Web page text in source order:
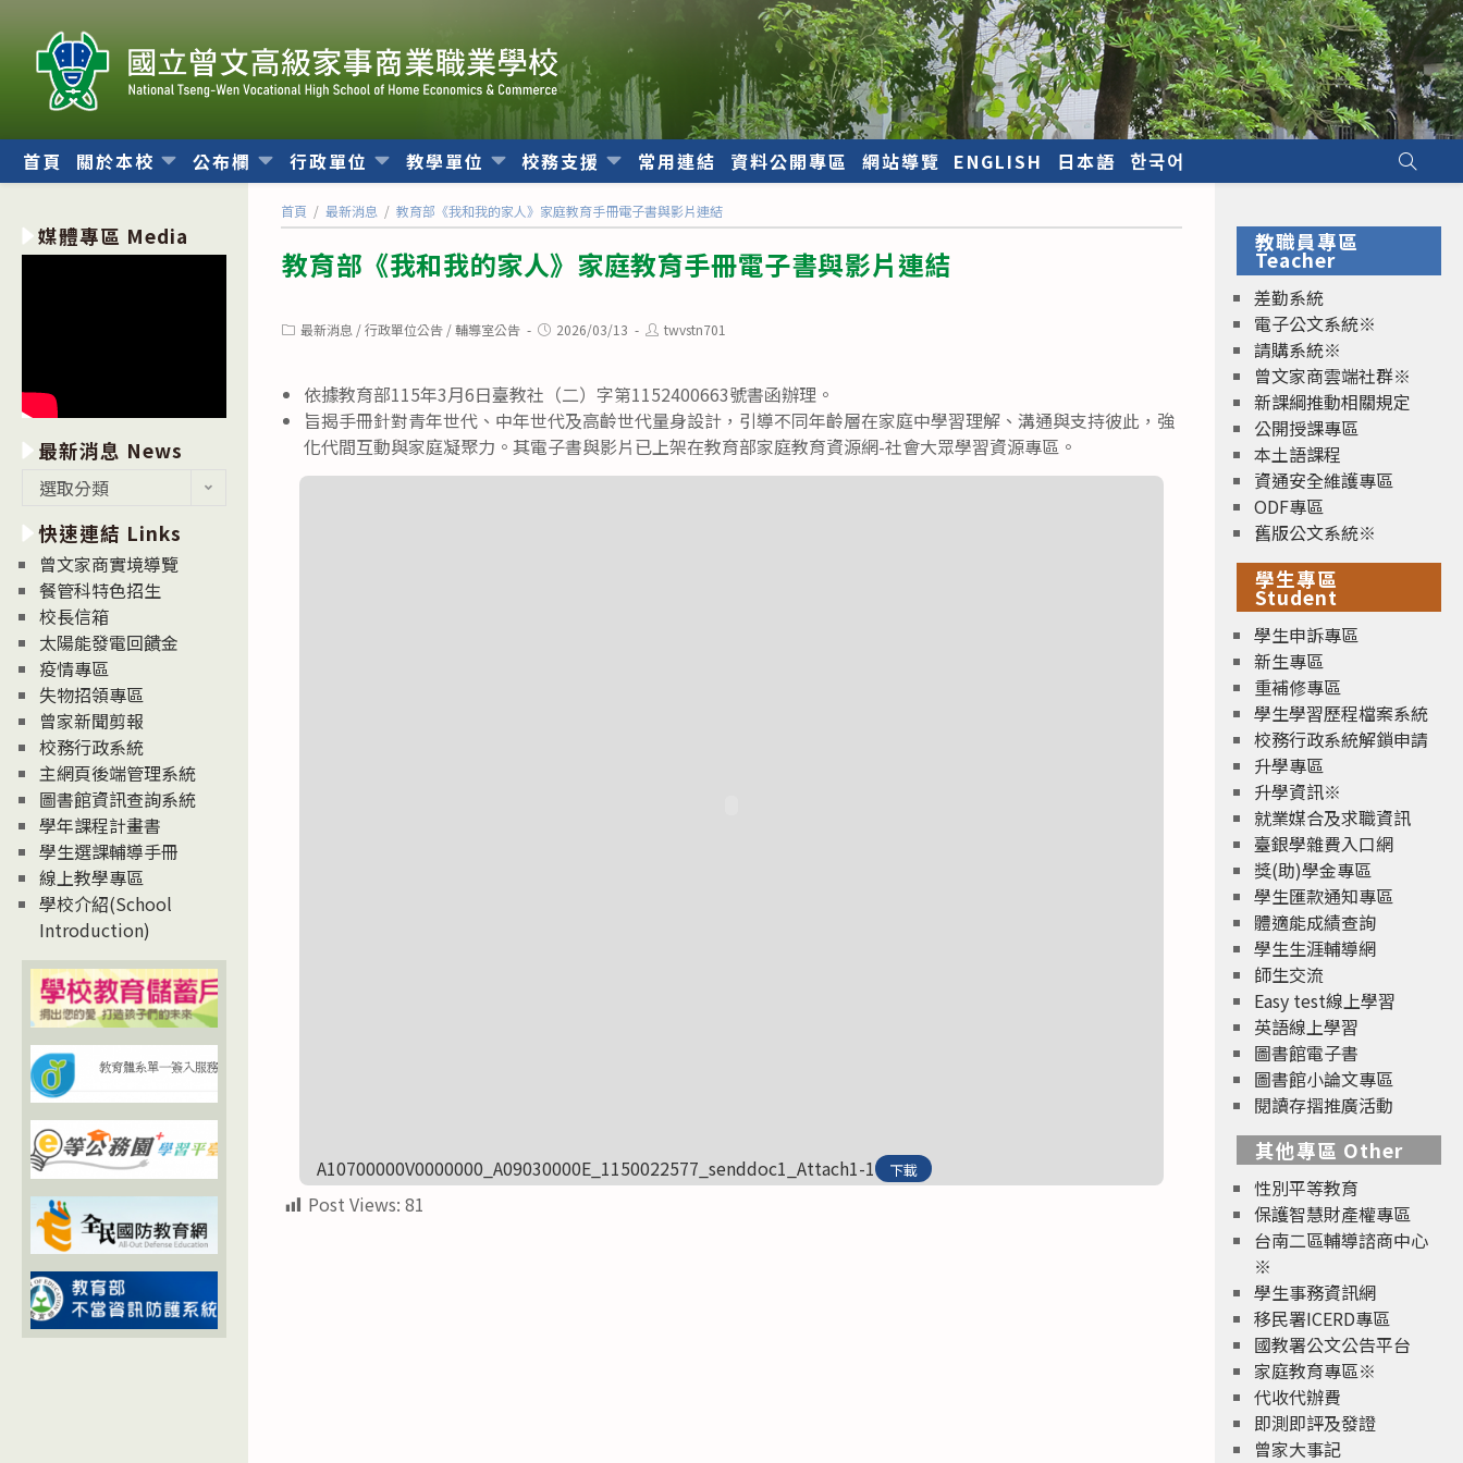
內
首頁 關於本校 公布欄 行政單位 教學單位 校務支援 常用連結 資料公開專區 網站導覽 ENGLISH 日本語 한국어
首頁 / 最新消息 / 教育部《我和我的家人》家庭教育手冊電子書與影片連結
教育部《我和我的家人》家庭教育手冊電子書與影片連結
Post最新消息 / 行政單位公告 / 輔導室公告
Post2026/03/13
Posttwvstn701
依據教育部115年3月6日臺教社（二）字第1152400663號書函辦理。
旨揭手冊針對青年世代、中年世代及高齡世代量身設計，引導不同年齡層在家庭中學習理解、溝通與支持彼此，強
化代間互動與家庭凝聚力。其電子書與影片已上架在教育部家庭教育資源網-社會大眾學習資源專區。
A10700000V0000000_A09030000E_1150022577_senddoc1_Attach1-1 下載
Post Views: 81
媒體專區 Media
最新消息 News
消
息
News
選取分類
快速連結 Links
曾文家商實境導覽
餐管科特色招生
校長信箱
太陽能發電回饋金
疫情專區
失物招領專區
曾家新聞剪報
校務行政系統
主網頁後端管理系統
圖書館資訊查詢系統
學年課程計畫書
學生選課輔導手冊
線上教學專區
學校介紹(School
Introduction)
教職員專區
Teacher
差勤系統
電子公文系統※
請購系統※
曾文家商雲端社群※
新課綱推動相關規定
公開授課專區
本土語課程
資通安全維護專區
ODF專區
舊版公文系統※
學生專區
Student
學生申訴專區
新生專區
重補修專區
學生學習歷程檔案系統
校務行政系統解鎖申請
升學專區
升學資訊※
就業媒合及求職資訊
臺銀學雜費入口網
獎(助)學金專區
學生匯款通知專區
體適能成績查詢
學生生涯輔導網
師生交流
Easy test線上學習
英語線上學習
圖書館電子書
圖書館小論文專區
閱讀存摺推廣活動
其他專區 Other
性別平等教育
保護智慧財產權專區
台南二區輔導諮商中心
※
學生事務資訊網
移民署ICERD專區
國教署公文公告平台
家庭教育專區※
代收代辦費
即測即評及發證
曾家大事記